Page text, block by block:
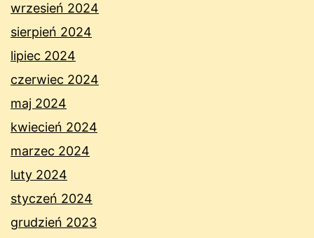
wrzesień 2024
sierpień 2024
lipiec 2024
czerwiec 2024
maj 2024
kwiecień 2024
marzec 2024
luty 2024
styczeń 2024
grudzień 2023